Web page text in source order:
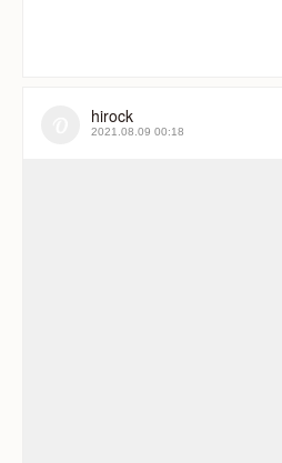
2021.08.09 00:18
hirock